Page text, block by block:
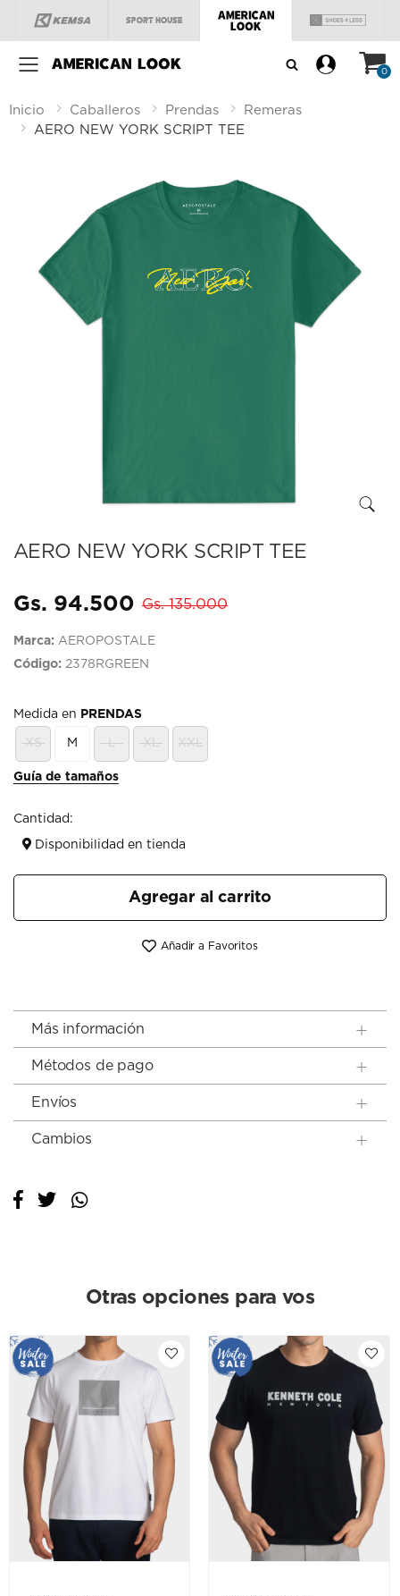
Menú 0
Inicio Caballeros Prendas
Remeras
AERO NEW YORK SCRIPT TEE
AERO NEW YORK SCRIPT TEE
Gs. 94.500 Gs. 135.000
Marca: AEROPOSTALE
Código: 2378RGREEN
Medida en PRENDAS
XS M L XL XXL
Guía de tamaños
Cantidad:
Disponibilidad en tienda
Agregar al carrito
Añadir a Favoritos
Más información
Métodos de pago
Envíos
Cambios
Otras opciones para vos